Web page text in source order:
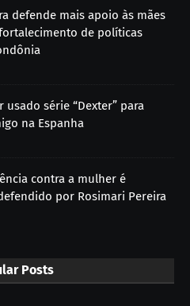
defende mais apoio às mães
de políticas
usado série “Dexter” para
na Espanha
contra a mulher é
por Rosimari Pereira
Posts